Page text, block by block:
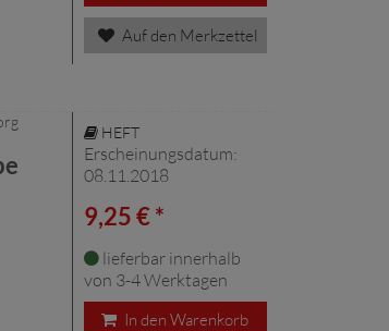
Auf den Merkzettel
HEFT
Erscheinungsdatum:
08.11.2018
9,25 € *
lieferbar innerhalb
von 3-4 Werktagen
In den Warenkorb